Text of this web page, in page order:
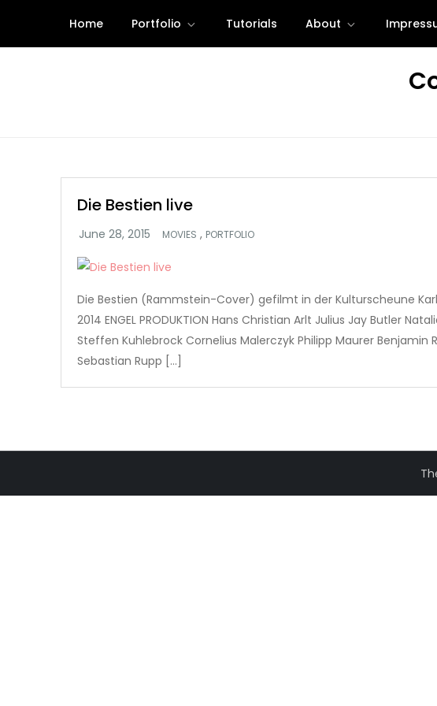
content
Home Portfolio Tutorials About
Die Bestien live
MOVIES , PORTFOLIO
Die Bestien (Rammstein-Cover) gefilmt in der Kulturscheune
2014 ENGEL PRODUKTION Hans Christian Arlt Julius Jay Butler
Steffen Kuhlebrock Cornelius Malerczyk Philipp Maurer Benjamin
Sebastian Rupp […]